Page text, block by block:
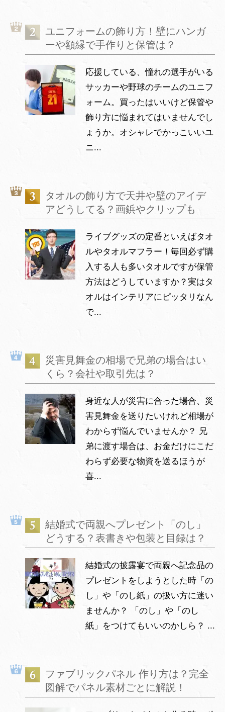
ユニフォームの飾り方！壁にハンガ
ーや額縁で手作りと保管は？
応援している、憧れの選手がいる
サッカーや野球のチームのユニフ
ォーム。買ったはいいけど保管や
飾り方に悩まれてはいませんでし
ょうか。オシャレでかっこいいユ
ニ...
タオルの飾り方で天井や壁のアイデ
アどうしてる？画鋲やクリップも
ライブグッズの定番といえばタオ
ルやタオルマフラー！毎回必ず購
入する人も多いタオルですが保管
方法はどうしていますか？実はタ
オルはインテリアにピッタリなん
で...
災害見舞金の相場で兄弟の場合はい
くら？会社や取引先は？
身近な人が災害に合った場合、災
害見舞金を送りたいけれど相場が
わからず悩んでいませんか？ 兄
弟に渡す場合は、お金だけにこだ
わらず必要な物資を送るほうが
喜...
結婚式で両親へプレゼント「のし」
どうする？表書きや包装と目録は？
結婚式の披露宴で両親へ記念品の
プレゼントをしようとした時「の
し」や「のし紙」の扱い方に迷い
ませんか？ 「のし」や「のし
紙」をつけてもいいのかしら？ ...
ファブリックパネル 作り方は？完全
図解でパネル素材ごとに解説！